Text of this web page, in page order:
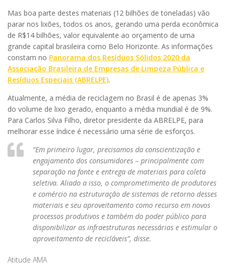
Mas boa parte destes materiais (12 bilhões de toneladas) vão
parar nos lixões, todos os anos, gerando uma perda econômica
de R$14 bilhões, valor equivalente ao orçamento de uma
grande capital brasileira como Belo Horizonte. As informações
constam no Panorama dos Resíduos Sólidos 2020 da
Associação Brasileira de Empresas de Limpeza Pública e
Resíduos Especiais (ABRELPE).
Atualmente, a média de reciclagem no Brasil é de apenas 3%
do volume de lixo gerado, enquanto a média mundial é de 9%.
Para Carlos Silva Filho, diretor presidente da ABRELPE, para
melhorar esse índice é necessário uma série de esforços.
“Em primeiro lugar, precisamos da conscientização e
engajamento dos consumidores – principalmente com
separação na fonte e entrega de materiais para coleta
seletiva. Aliado a isso, o comprometimento de produtores
e comércio na estruturação de sistemas de retorno desses
materiais e seu aproveitamento como recurso em novos
processos produtivos e também do poder público para
disponibilizar as infraestruturas necessárias e estimular o
aproveitamento de recicláveis”, disse.
Atitude AMA